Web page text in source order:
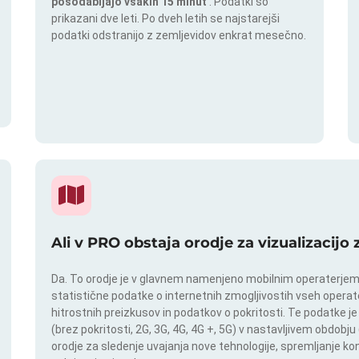
prikazani dve leti. Po dveh letih se najstarejši
podatki odstranijo z zemljevidov enkrat mesečno.
Ali v PRO obstaja orodje za
Da. To orodje je v glavnem namenjeno mobilnim
statistične podatke o internetnih zmogljivostih vseh
hitrostnih preizkusov in podatkov o pokritosti. Te podatke
(brez pokritosti, 2G, 3G, 4G, 4G +, 5G) v nastavljivem
orodje za sledenje uvajanja nove tehnologije, spremljanje